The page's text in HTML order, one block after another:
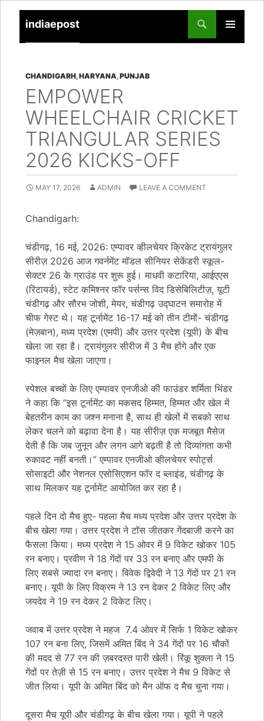
indiaepost
PRIMARY
TO
CHANDIGARH,HARYANA,PUNJAB
EMPOWER
WHEELCHAIR CRICKET
TRIANGULAR SERIES
2026 KICKS-OFF
MAY 17, 2026 ADMIN LEAVE A COMMENT
Chandigarh:
चंडीगढ़, 16 मई, 2026: एम्पावर व्हीलचेयर क्रिकेट ट्रायंगुलर
सीरीज़ 2026 आज गवर्नमेंट मॉडल सीनियर सेकेंडरी स्कूल-
सेक्टर 26 के ग्राउंड पर शुरू हुई। माधवी कटारिया, आईएएस
(रिटायर्ड), स्टेट कमिश्नर फॉर पर्सन्स विद डिसेबिलिटीज़, यूटी
चंडीगढ़ और सौरभ जोशी, मेयर, चंडीगढ़ उद्घाटन समारोह में
चीफ गेस्ट थे। यह टूर्नामेंट 16-17 मई को तीन टीमों- चंडीगढ़
(मेज़बान), मध्य प्रदेश (एमपी) और उत्तर प्रदेश (यूपी) के बीच
खेला जा रहा है। ट्रायंगुलर सीरीज में 3 मैच होंगे और एक
फाइनल मैच खेला जाएगा।
स्पेशल बच्चों के लिए एम्पावर एनजीओ की फाउंडर शर्मिता भिंडर
ने कहा कि “इस टूर्नामेंट का मकसद हिम्मत, हिम्मत और खेल में
बेहतरीन काम का जश्न मनाना है, साथ ही खेलों में सबको साथ
लेकर चलने को बढ़ावा देना है। यह सीरीज़ एक मजबूत मैसेज
देती है कि जब जुनून और लगन आगे बढ़ती है तो दिव्यांगता कभी
रुकावट नहीं बनती।” एम्पावर एनजीओ व्हीलचेयर स्पोर्ट्स
सोसाइटी और नेशनल एसोसिएशन फॉर द ब्लाइंड, चंडीगढ़ के
साथ मिलकर यह टूर्नामेंट आयोजित कर रहा है।
पहले दिन दो मैच हुए- पहला मैच मध्य प्रदेश और उत्तर प्रदेश के
बीच खेला गया। उत्तर प्रदेश ने टॉस जीतकर गेंदबाजी करने का
फैसला किया। मध्य प्रदेश ने 15 ओवर में 9 विकेट खोकर 105
रन बनाए। प्रवीण ने 18 गेंदों पर 33 रन बनाए और एमपी के
लिए सबसे ज्यादा रन बनाए। विवेक द्विवेदी ने 13 गेंदों पर 21 रन
बनाए। यूपी के लिए विक्रम ने 13 रन देकर 2 विकेट लिए और
जयदेव ने 19 रन देकर 2 विकेट लिए।
जवाब में उत्तर प्रदेश ने महज 7.4 ओवर में सिर्फ 1 विकेट खोकर
107 रन बना लिए, जिसमें अमित बिंद ने 34 गेंदों पर 16 चौकों
की मदद से 77 रन की ज़बरदस्त पारी खेली। रिंकू शुक्ला ने 15
गेंदों पर तेज़ी से 15 रन बनाए। उत्तर प्रदेश ने मैच 9 विकेट से
जीत लिया। यूपी के अमित बिंद को मैन ऑफ द मैच चुना गया।
दूसरा मैच यूपी और चंडीगढ़ के बीच खेला गया। यूपी ने पहले